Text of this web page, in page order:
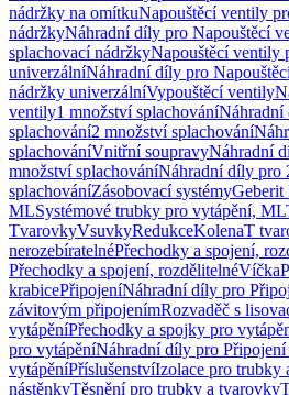
nádržky na omítkuNapouštěcí ventily
nádržkyNáhradní díly pro Napouštěcí
splachovací nádržkyNapouštěcí ventily
univerzálníNáhradní díly pro
nádržky univerzálníVypouštěcí ventily
ventily1 množství splachováníNáhradní
splachování2 množství splachování
splachováníVnitřní soupravyNáhradní
množství splachováníNáhradní díly pro
splachováníZásobovací systémy
MLSystémové trubky pro vytápění, ML
TvarovkyVsuvkyRedukceKolenaT
nerozebíratelnéPřechodky a spojení,
Přechodky a spojení, rozdělitelnéVíčka
krabicePřipojeníNáhradní díly pro
závitovým připojenímRozvaděč s
vytápěníPřechodky a spojky pro
pro vytápěníNáhradní díly pro Připojení
vytápěníPříslušenstvíIzolace pro trubky
nástěnkyTěsnění pro trubky a tvarovky